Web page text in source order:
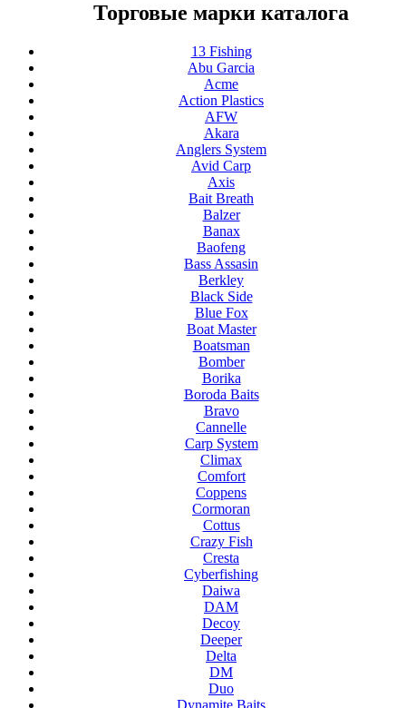
Торговые марки каталога
13 Fishing
Abu Garcia
Acme
Action Plastics
AFW
Akara
Anglers System
Avid Carp
Axis
Bait Breath
Balzer
Banax
Baofeng
Bass Assasin
Berkley
Black Side
Blue Fox
Boat Master
Boatsman
Bomber
Borika
Boroda Baits
Bravo
Cannelle
Carp System
Climax
Comfort
Coppens
Cormoran
Cottus
Crazy Fish
Cresta
Cyberfishing
Daiwa
DAM
Decoy
Deeper
Delta
DM
Duo